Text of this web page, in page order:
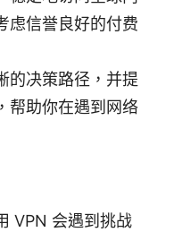
虑信誉良好的付费
的决策路径，并提
帮助你在遇到网络
VPN 会遇到挑战